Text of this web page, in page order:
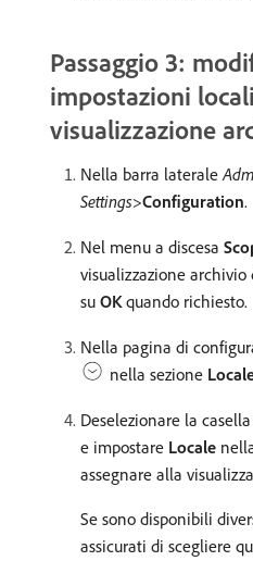
Passaggio 3:
impostazioni
visualizzazione
Nella barra laterale
Settings>Configuration.
Nel menu a discesa
visualizzazione
su OKquando richiesto.
Nella pagina di
nella sezione
Deselezionare la
e impostare Locale
assegnare alla
Se sono disponibili
assicurati di scegliere